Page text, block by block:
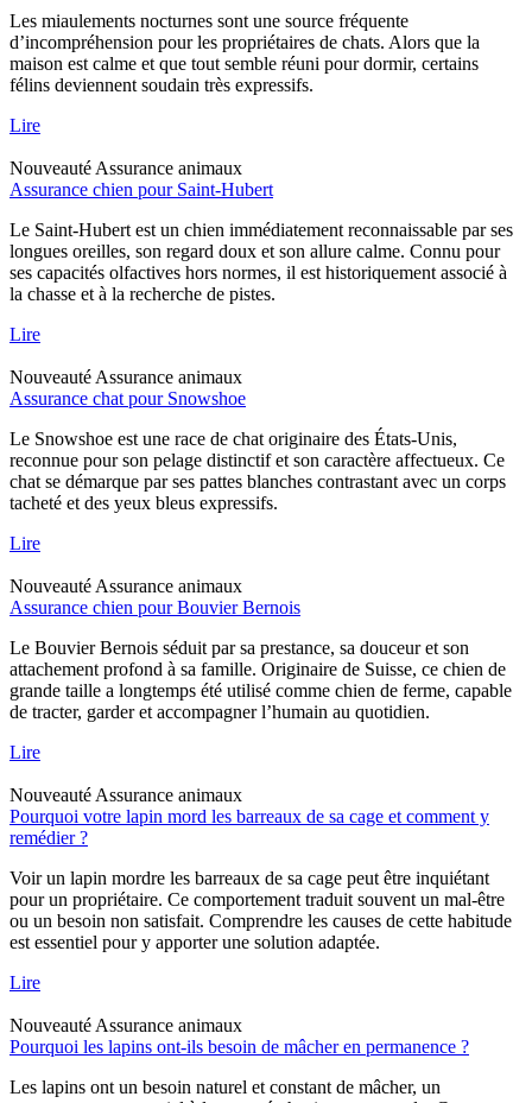
Les miaulements nocturnes sont une source fréquente
d’incompréhension pour les propriétaires de chats. Alors que la
maison est calme et que tout semble réuni pour dormir, certains
félins deviennent soudain très expressifs.
Lire
NouveautéAssurance animaux
Assurance chien pour Saint-Hubert
Le Saint-Hubert est un chien immédiatement reconnaissable par ses
longues oreilles, son regard doux et son allure calme. Connu pour
ses capacités olfactives hors normes, il est historiquement associé à
la chasse et à la recherche de pistes.
Lire
NouveautéAssurance animaux
Assurance chat pour Snowshoe
Le Snowshoe est une race de chat originaire des États-Unis,
reconnue pour son pelage distinctif et son caractère affectueux. Ce
chat se démarque par ses pattes blanches contrastant avec un corps
tacheté et des yeux bleus expressifs.
Lire
NouveautéAssurance animaux
Assurance chien pour Bouvier Bernois
Le Bouvier Bernois séduit par sa prestance, sa douceur et son
attachement profond à sa famille. Originaire de Suisse, ce chien de
grande taille a longtemps été utilisé comme chien de ferme, capable
de tracter, garder et accompagner l’humain au quotidien.
Lire
NouveautéAssurance animaux
Pourquoi votre lapin mord les barreaux de sa cage et comment y
remédier ?
Voir un lapin mordre les barreaux de sa cage peut être inquiétant
pour un propriétaire. Ce comportement traduit souvent un mal-être
ou un besoin non satisfait. Comprendre les causes de cette habitude
est essentiel pour y apporter une solution adaptée.
Lire
NouveautéAssurance animaux
Pourquoi les lapins ont-ils besoin de mâcher en permanence ?
Les lapins ont un besoin naturel et constant de mâcher, un